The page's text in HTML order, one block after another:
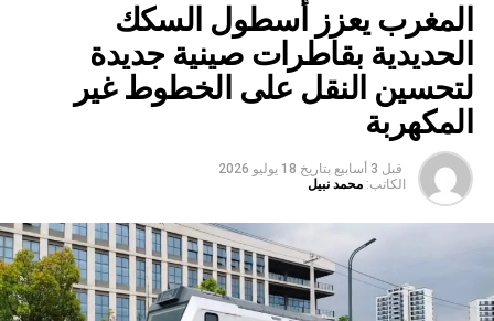
المغرب يعزز أسطول السكك
الحديدية بقاطرات صينية جديدة
لتحسين النقل على الخطوط غير
المكهربة
قبل 3 أسابيع بتاريخ 18 يوليو 2026
الكاتب: محمد نبيل